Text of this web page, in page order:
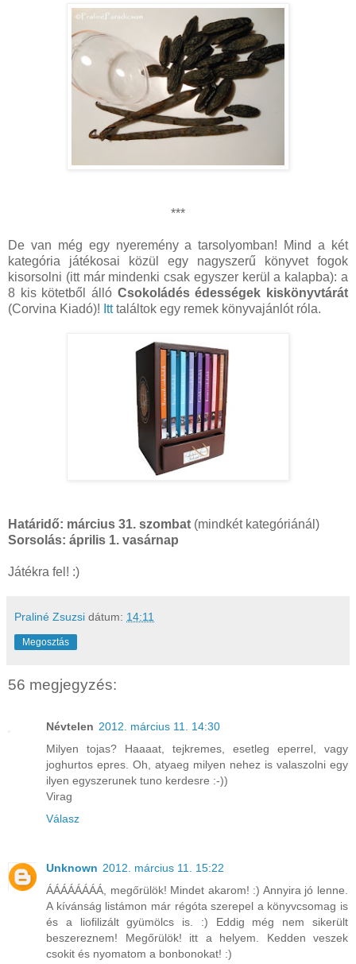
***
De van még egy nyeremény a tarsolyomban! Mind a két
kategória játékosai közül egy nagyszerű könyvet fogok
kisorsolni (itt már mindenki csak egyszer kerül a kalapba): a
8 kis kötetből álló Csokoládés édességek kiskönyvtárát
(Corvina Kiadó)! Itttaláltok egy remek könyvajánlót róla.
Határidő: március 31. szombat (mindkét kategóriánál)
Sorsolás: április 1. vasárnap
Játékra fel! :)
Praliné Zsuzsi dátum: 14:11
Megosztás
56 megjegyzés:
Névtelen 2012. március 11. 14:30
Milyen tojas? Haaaat, tejkremes, esetleg eperrel, vagy
joghurtos epres. Oh, atyaeg milyen nehez is valaszolni egy
ilyen egyszerunek tuno kerdesre :-))
Virag
Válasz
Unknown 2012. március 11. 15:22
ÁÁÁÁÁÁÁÁ, megőrülök! Mindet akarom! :) Annyira jó lenne.
A kívánság listámon már régóta szerepel a könyvcsomag is
és a liofilizált gyümölcs is. :) Eddig még nem sikerült
beszereznem! Megőrülök! itt a helyem. Kedden veszek
csokit és nyomatom a bonbonokat! :)